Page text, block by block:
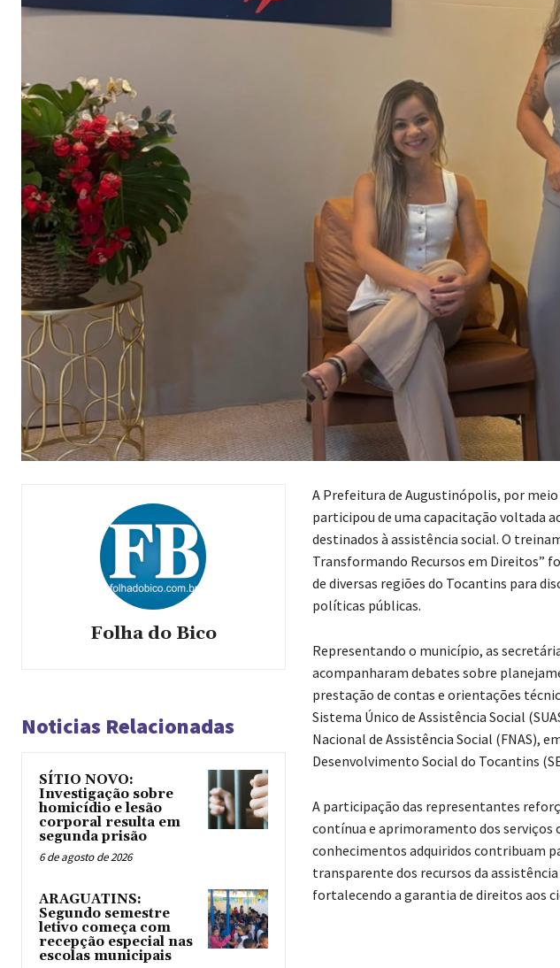
Folha do Bico
Noticias Relacionadas
SÍTIO NOVO:
Investigação sobre
homicídio e lesão
corporal resulta em
segunda prisão
6 de agosto de 2026
ARAGUATINS:
Segundo semestre
letivo começa com
recepção especial nas
escolas municipais
A Prefeitura de Augustinópolis, por
participou de uma capacitação voltada
destinados à assistência social. O
Transformando Recursos em Direitos”
de diversas regiões do Tocantins para
políticas públicas.
Representando o município, as
acompanharam debates sobre
prestação de contas e orientações
Sistema Único de Assistência Social
Nacional de Assistência Social (FNAS),
Desenvolvimento Social do Tocantins
A participação das representantes
contínua e aprimoramento dos serviços
conhecimentos adquiridos contribuam
transparente dos recursos da
fortalecendo a garantia de direitos aos